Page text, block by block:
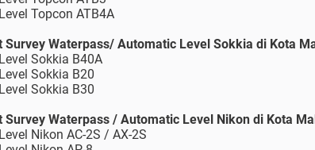
Topcon ATB4A
Survey Waterpass/ Automatic Level Sokkia di Kota
Sokkia B40A
Sokkia B20
Sokkia B30
Survey Waterpass / Automatic Level Nikon di Kota
Nikon AC-2S / AX-2S